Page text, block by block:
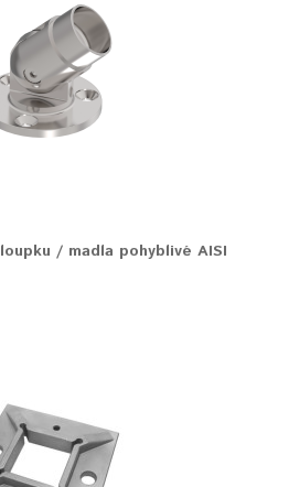
/ madla pohyblivé AISI